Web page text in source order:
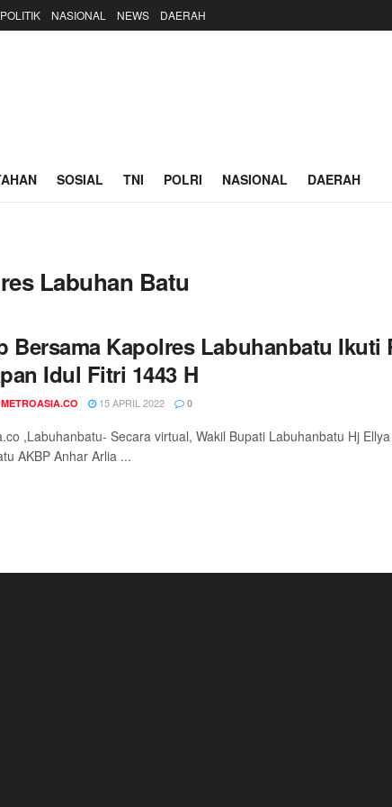
POLITIK NASIONAL NEWS DAERAH
SOSIAL TNI POLRI NASIONAL DAERAH
Labuhan Batu
Bersama Kapolres Labuhanbatu
Idul Fitri 1443 H
15 APRIL 2022 0
,Labuhanbatu- Secara virtual, Wakil Bupati Labuhanbatu Hj
AKBP Anhar Arlia ...